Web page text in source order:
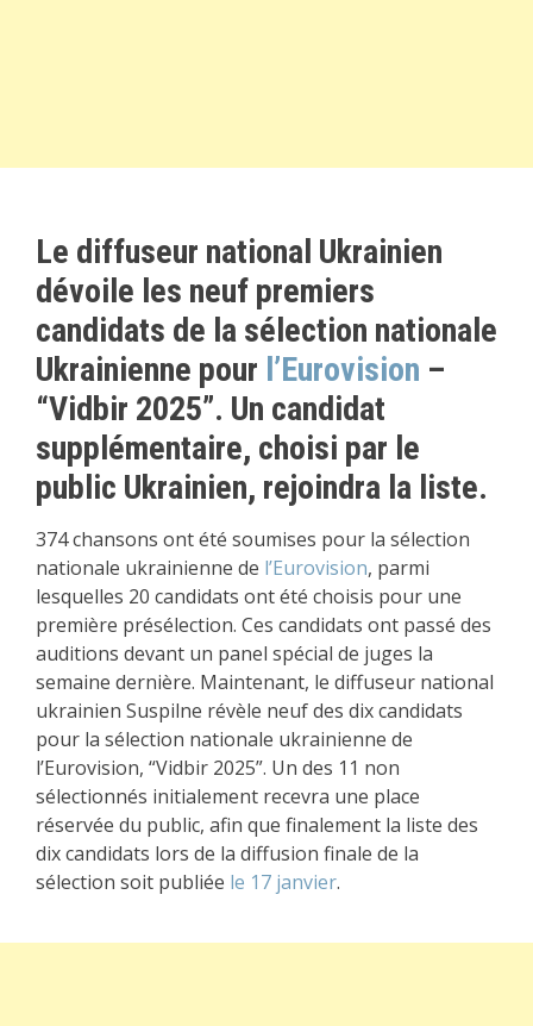
Le diffuseur national Ukrainien
dévoile les neuf premiers
candidats de la sélection nationale
Ukrainienne pour l’Eurovision –
“Vidbir 2025”. Un candidat
supplémentaire, choisi par le
public Ukrainien, rejoindra la liste.
374 chansons ont été soumises pour la sélection
nationale ukrainienne de l’Eurovision, parmi
lesquelles 20 candidats ont été choisis pour une
première présélection. Ces candidats ont passé des
auditions devant un panel spécial de juges la
semaine dernière. Maintenant, le diffuseur national
ukrainien Suspilne révèle neuf des dix candidats
pour la sélection nationale ukrainienne de
l’Eurovision, “Vidbir 2025”. Un des 11 non
sélectionnés initialement recevra une place
réservée du public, afin que finalement la liste des
dix candidats lors de la diffusion finale de la
sélection soit publiée le 17 janvier.